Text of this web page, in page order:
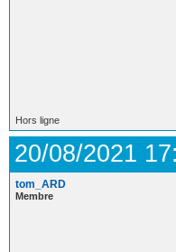
Hors ligne
20/08/2021
tom_ARD
Membre